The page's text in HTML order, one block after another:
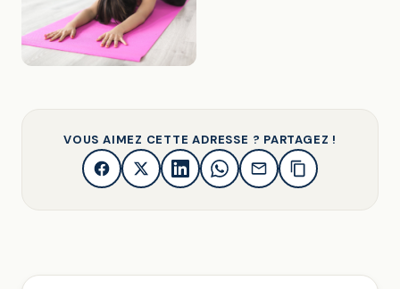
VOUS AIMEZ CETTE ADRESSE ? PARTAGEZ !